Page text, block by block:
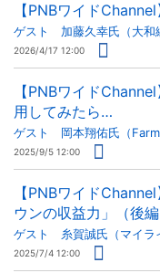
【PNBワイド
ゲスト 加藤久幸氏（大和
2026/4/17 12:00
【PNBワイド
用してみたら…
ゲスト 岡本翔佑氏（
2025/9/5 12:00
【PNBワイド
ウンの収益力」（後編
ゲスト 糸賀誠氏（マイラ
2025/7/4 12:00